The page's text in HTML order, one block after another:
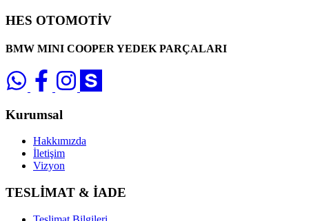
HES OTOMOTİV
BMW MINI COOPER YEDEK PARÇALARI
Kurumsal
Hakkımızda
İletişim
Vizyon
TESLİMAT & İADE